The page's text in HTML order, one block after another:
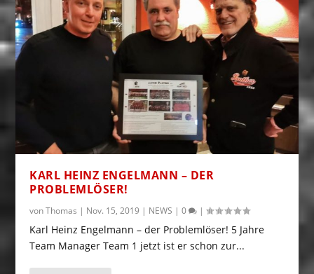
KARL HEINZ ENGELMANN – DER
PROBLEMLÖSER!
vonThomas | Nov. 15, 2019 | NEWS |0 |
Karl Heinz Engelmann – der Problemlöser! 5 Jahre
Team Manager Team 1 jetzt ist er schon zur...